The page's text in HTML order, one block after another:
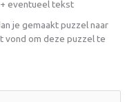
eventueel tekst
je gemaakt puzzel naar
vond om deze puzzel te